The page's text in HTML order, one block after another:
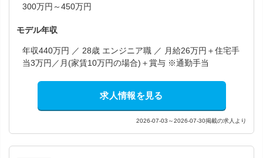
300万円～450万円
モデル年収
年収440万円 ／ 28歳 エンジニア職 ／ 月給26万円＋住宅手
当3万円／月(家賃10万円の場合)＋賞与 ※通勤手当
求人情報を見る
2026-07-03～2026-07-30掲載の求人より